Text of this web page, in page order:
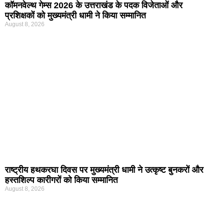
कॉमनवेल्थ गेम्स 2026 के उत्तराखंड के पदक विजेताओं और
प्रशिक्षकों को मुख्यमंत्री धामी ने किया सम्मानित
August 8, 2026
राष्ट्रीय हथकरघा दिवस पर मुख्यमंत्री धामी ने उत्कृष्ट बुनकरों और
हस्तशिल्प कारीगरों को किया सम्मानित
August 8, 2026